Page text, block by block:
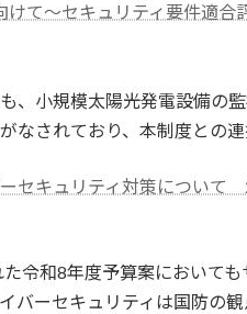
て～セキュリティ要件適合
、小規模太陽光発電設備の
なされており、本制度との連
ーセキュリティ対策につい
令和8年度予算案において
バーセキュリティは国防の